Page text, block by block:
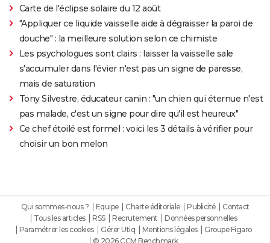
Carte de l'éclipse solaire du 12 août
"Appliquer ce liquide vaisselle aide à dégraisser la paroi de
douche" : la meilleure solution selon ce chimiste
Les psychologues sont clairs : laisser la vaisselle sale
s'accumuler dans l'évier n'est pas un signe de paresse,
mais de saturation
Tony Silvestre, éducateur canin : "un chien qui éternue n'est
pas malade, c'est un signe pour dire qu'il est heureux"
Ce chef étoilé est formel : voici les 3 détails à vérifier pour
choisir un bon melon
Qui sommes-nous ? Equipe Charte éditoriale Publicité
Contact
Tous les articles
RSS Recrutement
Données personnelles
Paramétrer les cookies
Gérer Utiq Mentions légales
Groupe Figaro
© 2026 CCM Benchmark